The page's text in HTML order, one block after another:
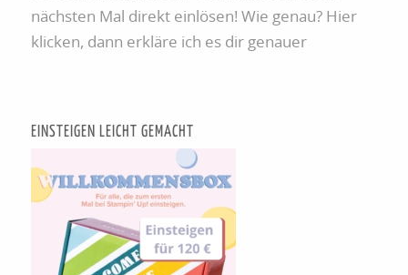
nächsten Mal direkt einlösen! Wie genau? Hier
klicken, dann erkläre ich es dir genauer
EINSTEIGEN LEICHT GEMACHT